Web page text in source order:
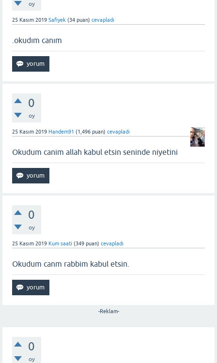
oy
25 Kasım 2019 Safiyek (34 puan) cevapladı
.okudım canım
0
oy
25 Kasım 2019 Handem91 (1,496 puan) cevapladı
Okudum canim allah kabul etsin seninde niyetini
0
oy
25 Kasım 2019 Kum saati (349 puan) cevapladı
Okudum canm rabbim kabul etsin.
-Reklam-
0
oy